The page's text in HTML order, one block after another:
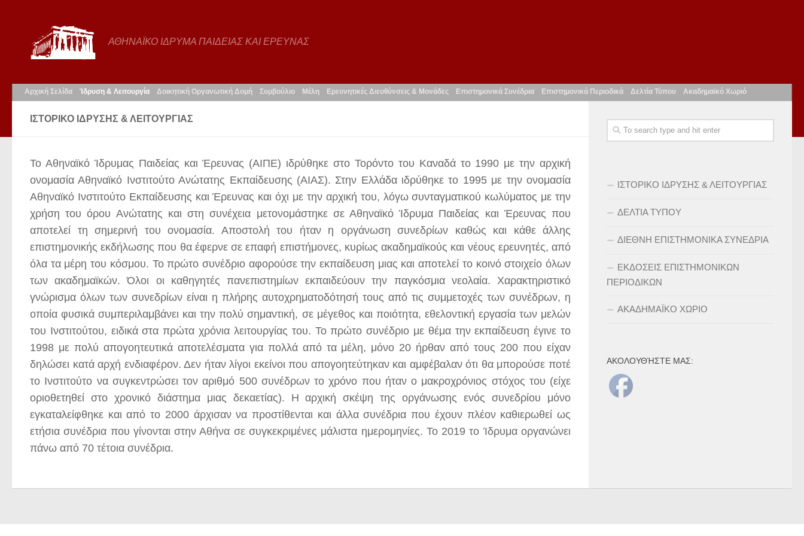
ΑΘΗΝΑΪΚΟ ΙΔΡΥΜΑ ΠΑΙΔΕΙΑΣ ΚΑΙ ΕΡΕΥΝΑΣ
Αρχική Σελίδα Ίδρυση & Λειτουργία Δοικητική Οργανωτική Δομή Συμβούλιο Μέλη Ερευνητικές Διευθύνσεις & Μονάδες Επιστημονικά Συνέδρια Επιστημονικά Περιοδικά Δελτία Τύπου Ακαδημαϊκό Χωριό
ΙΣΤΟΡΙΚΟ ΙΔΡΥΣΗΣ & ΛΕΙΤΟΥΡΓΙΑΣ
Το Αθηναϊκό Ίδρυμας Παιδείας και Έρευνας (ΑΙΠΕ) ιδρύθηκε στο Τορόντο του Καναδά το 1990 με την αρχική
ονομασία Αθηναϊκό Ινστιτούτο Ανώτατης Εκπαίδευσης (ΑΙΑΣ). Στην Ελλάδα ιδρύθηκε το 1995 με την ονομασία
Αθηναϊκό Ινστιτούτο Εκπαίδευσης και Έρευνας και όχι με την αρχική του, λόγω συνταγματικού κωλύματος με την
χρήση του όρου Ανώτατης και στη συνέχεια μετονομάστηκε σε Αθηναϊκό Ίδρυμα Παιδείας και Έρευνας που
αποτελεί τη σημερινή του ονομασία. Αποστολή του ήταν η οργάνωση συνεδρίων καθώς και κάθε άλλης
επιστημονικής εκδήλωσης που θα έφερνε σε επαφή επιστήμονες, κυρίως ακαδημαϊκούς και νέους ερευνητές, από
όλα τα μέρη του κόσμου. Το πρώτο συνέδριο αφορούσε την εκπαίδευση μιας και αποτελεί το κοινό στοιχείο όλων
των ακαδημαϊκών. Όλοι οι καθηγητές πανεπιστημίων εκπαιδεύουν την παγκόσμια νεολαία. Χαρακτηριστικό
γνώρισμα όλων των συνεδρίων είναι η πλήρης αυτοχρηματοδότησή τους από τις συμμετοχές των συνέδρων, η
οποία φυσικά συμπεριλαμβάνει και την πολύ σημαντική, σε μέγεθος και ποιότητα, εθελοντική εργασία των μελών
του Ινστιτούτου, ειδικά στα πρώτα χρόνια λειτουργίας του. Το πρώτο συνέδριο με θέμα την εκπαίδευση έγινε το
1998 με πολύ απογοητευτικά αποτελέσματα για πολλά από τα μέλη, μόνο 20 ήρθαν από τους 200 που είχαν
δηλώσει κατά αρχή ενδιαφέρον. Δεν ήταν λίγοι εκείνοι που απογοητεύτηκαν και αμφέβαλαν ότι θα μπορούσε ποτέ
το Ινστιτούτο να συγκεντρώσει τον αριθμό 500 συνέδρων το χρόνο που ήταν ο μακροχρόνιος στόχος του (είχε
οριοθετηθεί στο χρονικό διάστημα μιας δεκαετίας). Η αρχική σκέψη της οργάνωσης ενός συνεδρίου μόνο
εγκαταλείφθηκε και από το 2000 άρχισαν να προστίθενται και άλλα συνέδρια που έχουν πλέον καθιερωθεί ως
ετήσια συνέδρια που γίνονται στην Αθήνα σε συγκεκριμένες μάλιστα ημερομηνίες. Το 2019 το Ίδρυμα οργανώνει
πάνω από 70 τέτοια συνέδρια.
ΙΣΤΟΡΙΚΟ ΙΔΡΥΣΗΣ & ΛΕΙΤΟΥΡΓΙΑΣ
ΔΕΛΤΙΑ ΤΥΠΟΥ
ΔΙΕΘΝΗ ΕΠΙΣΤΗΜΟΝΙΚΑ ΣΥΝΕΔΡΙΑ
ΕΚΔΟΣΕΙΣ ΕΠΙΣΤΗΜΟΝΙΚΩΝ
ΠΕΡΙΟΔΙΚΩΝ
ΑΚΑΔΗΜΑΪΚΟ ΧΩΡΙΟ
ΑΚΟΛΟΥΘΉΣΤΕ ΜΑΣ: